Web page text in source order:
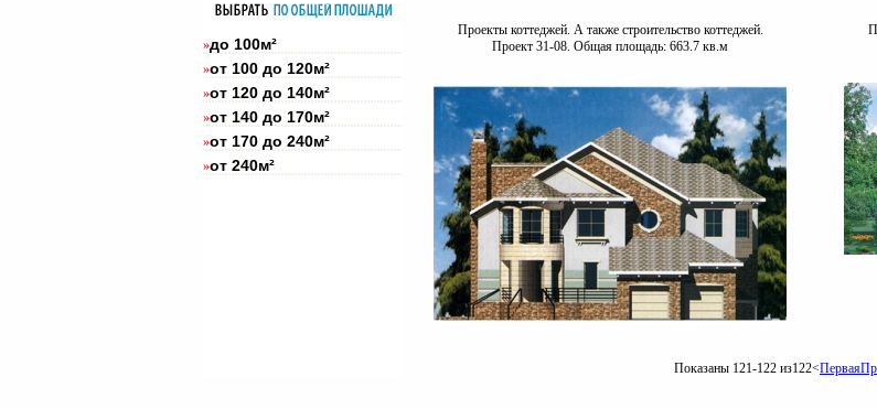
»до 100м²
»от 100 до 120м²
»от 120 до 140м²
»от 140 до 170м²
»от 170 до 240м²
»от 240м²
Проекты коттеджей. А также строительство коттеджей.
Проект 31-08. Общая площадь: 663.7 кв.м
Показаны 121-122 из122<Первая